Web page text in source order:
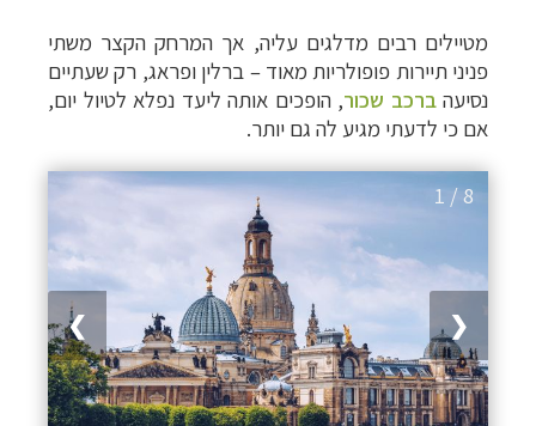
מטיילים רבים מדלגים עליה, אך המרחק הקצר משתי
פניני תיירות פופולריות מאוד – ברלין ופראג, רק שעתיים
נסיעהברכב שכור, הופכים אותה ליעד נפלא לטיול יום,
אם כי לדעתי מגיע לה גם יותר.
1 / 8
❯ ❮